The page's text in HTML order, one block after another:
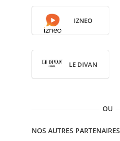
IZNEO
LE DIVAN
OU
NOS AUTRES PARTENAIRES